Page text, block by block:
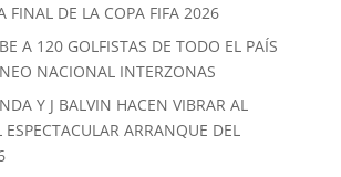
FINAL DE LA COPA FIFA 2026
A 120 GOLFISTAS DE TODO EL PAÍS
NACIONAL INTERZONAS
Y J BALVIN HACEN VIBRAR AL
ARRANQUE DEL